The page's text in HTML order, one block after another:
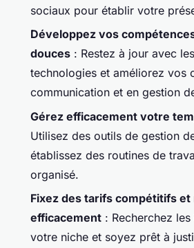
sociaux pour établir votre
Développez vos
douces : Restez à jour avec
technologies et améliorez vos
communication et en gestion
Gérez efficacement votre
Utilisez des outils de gestion
établissez des routines de
organisé.
Fixez des tarifs compétitifs et
efficacement : Recherchez
votre niche et soyez prêt à